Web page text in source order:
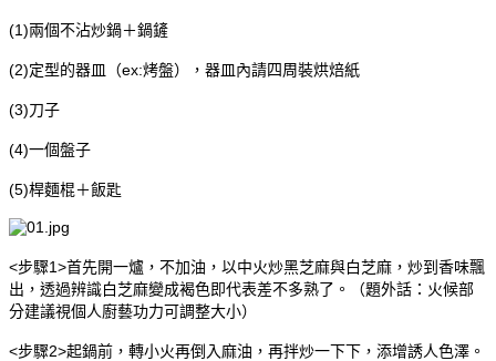
(1)兩個不沾炒鍋＋鍋鏟
(2)定型的器皿（ex:烤盤），器皿內請四周裝烘焙紙
(3)刀子
(4)一個盤子
(5)桿麵棍＋飯匙
<步驟1>首先開一爐，不加油，以中火炒黑芝麻與白芝麻，炒到香味飄
出，透過辨識白芝麻變成褐色即代表差不多熟了。（題外話：火候部
分建議視個人廚藝功力可調整大小）
<步驟2>起鍋前，轉小火再倒入麻油，再拌炒一下下，添增誘人色澤。